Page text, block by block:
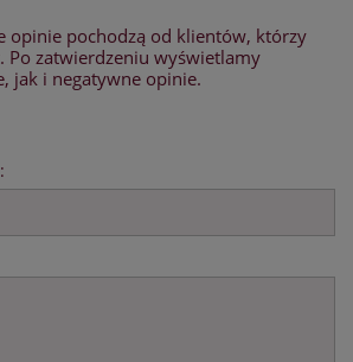
opinie pochodzą od klientów, którzy
Po zatwierdzeniu wyświetlamy
jak i negatywne opinie.